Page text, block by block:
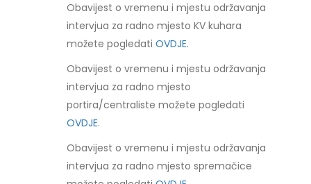
Obavijest o vremenu i mjestu održavanja
intervjua za radno mjesto KV kuhara
možete pogledatiOVDJE.
Obavijest o vremenu i mjestu održavanja
intervjua za radno mjesto
portira/centraliste možete pogledati
OVDJE.
Obavijest o vremenu i mjestu održavanja
intervjua za radno mjesto spremačice